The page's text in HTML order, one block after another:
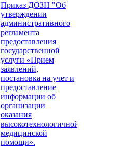
Приказ ДОЗН "Об
утверждении
административного
регламента
предоставления
государственной
услуги «Прием
заявлений,
постановка на учет и
предоставление
информации об
организации
оказания
высокотехнологичной
медицинской
помощи».